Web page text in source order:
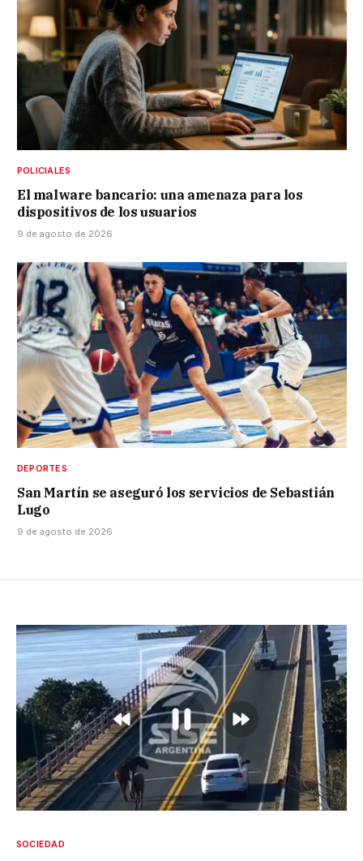
POLICIALES
El malware bancario: una amenaza para los
dispositivos de los usuarios
9 de agosto de 2026
DEPORTES
San Martín se aseguró los servicios de Sebastián
Lugo
9 de agosto de 2026
SOCIEDAD